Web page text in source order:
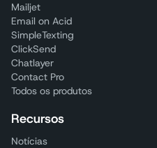
Mailjet
Email on Acid
SimpleTexting
ClickSend
Chatlayer
Contact Pro
Todos os produtos
Recursos
Notícias